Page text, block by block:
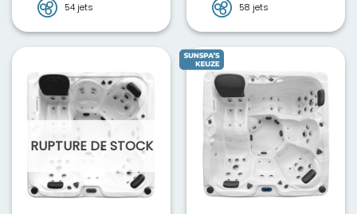
54 jets
58 jets
RUPTURE DE STOCK